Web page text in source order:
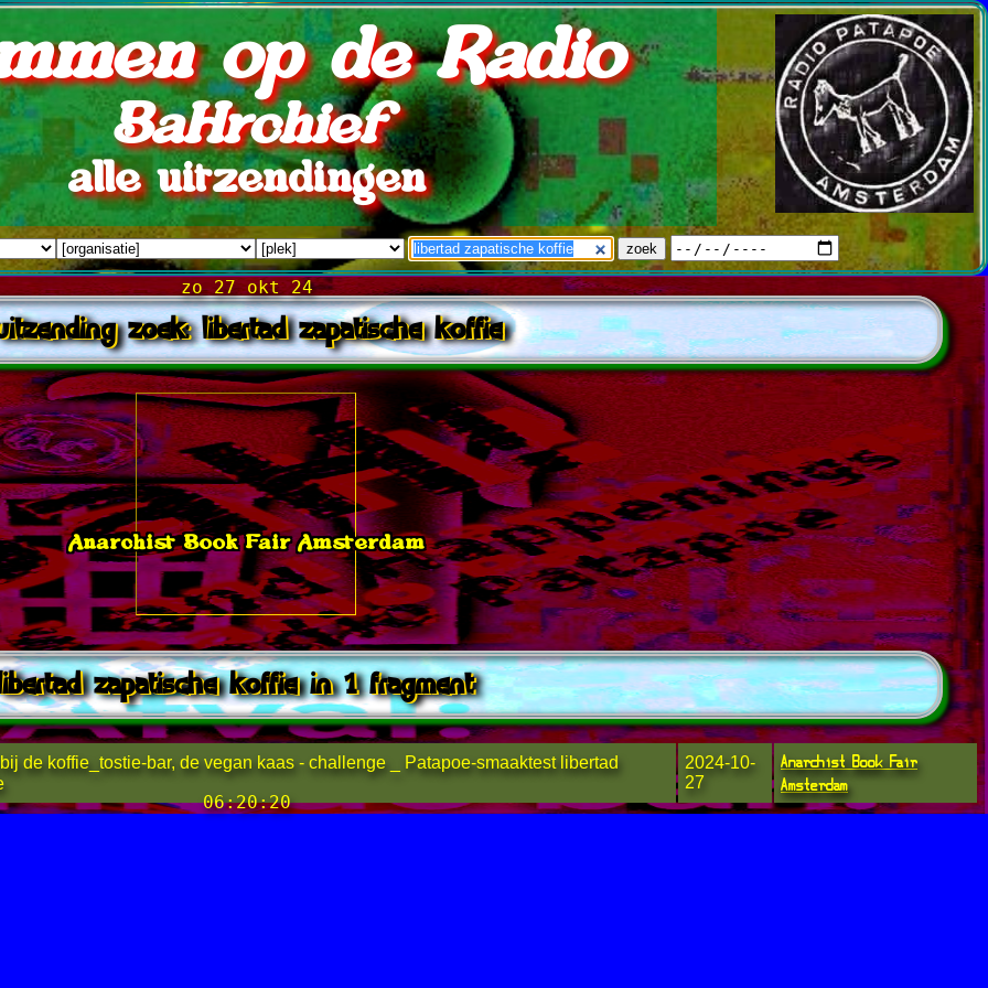
op de Radio
BaHrchief
alle uitzendingen
zoek: libertad zapatische koffie
zo 27 okt 24
Anarchist Book Fair Amsterdam
06:20:20
zapatische koffie in 1 fragment
de koffie_tostie-bar, de vegan kaas - challenge _ Patapoe-smaaktest libertad
2024-10-
27
Anarchist Book Fair
Amsterdam